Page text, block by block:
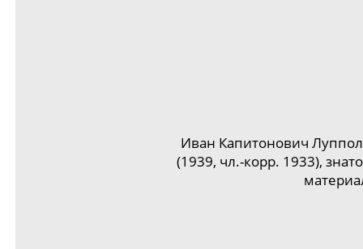
Иван Капитонович
(1939, чл.-корр. 1933),